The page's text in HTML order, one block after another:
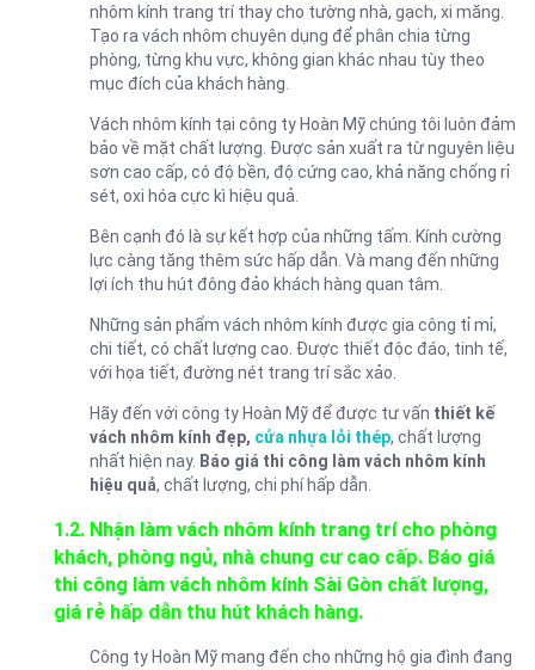
nhôm kính trang trí thay cho tường nhà, gạch, xi măng.
Tạo ra vách nhôm chuyên dụng để phân chia từng
phòng, từng khu vực, không gian khác nhau tùy theo
mục đích của khách hàng.
Vách nhôm kính tại công ty Hoàn Mỹ chúng tôi luôn đảm
bảo về mặt chất lượng. Được sản xuất ra từ nguyên liệu
sơn cao cấp, có độ bền, độ cứng cao, khả năng chống rỉ
sét, oxi hóa cực kì hiệu quả.
Bên cạnh đó là sự kết hợp của những tấm. Kính cường
lực càng tăng thêm sức hấp dẫn. Và mang đến những
lợi ích thu hút đông đảo khách hàng quan tâm.
Những sản phẩm vách nhôm kính được gia công tỉ mỉ,
chi tiết, có chất lượng cao. Được thiết độc đáo, tinh tế,
với họa tiết, đường nét trang trí sắc xảo.
Hãy đến với công ty Hoàn Mỹ để được tư vấn thiết kế
vách nhôm kính đẹp, cửa nhựa lỏi thép, chất lượng
nhất hiện nay. Báo giá thi công làm vách nhôm kính
hiệu quả, chất lượng, chi phí hấp dẫn.
1.2. Nhận làm vách nhôm kính trang trí cho phòng
khách, phòng ngủ, nhà chung cư cao cấp. Báo giá
thi công làm vách nhôm kính Sài Gòn chất lượng,
giá rẻ hấp dẫn thu hút khách hàng.
Công ty Hoàn Mỹ mang đến cho những hộ gia đình đang